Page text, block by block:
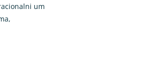
um